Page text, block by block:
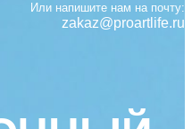
Или напишите нам на почту:
zakaz@proartlife.ru